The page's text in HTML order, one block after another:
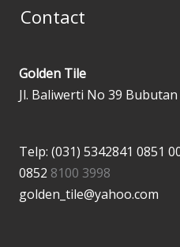
Contact
Golden Tile
Jl. Baliwerti No 39
Telp: (031) 5342841 0851
0852 8100 3998
golden_tile@yahoo.com